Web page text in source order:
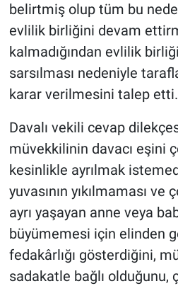
belirtmiş olup tüm bu
evlilik birliğini devam
kalmadığından evlilik
sarsılması nedeniyle
karar verilmesini talep etti.
Davalı vekili cevap
müvekkilinin davacı eşini
kesinlikle ayrılmak
yuvasının yıkılmaması
ayrı yaşayan anne veya
büyümemesi için elinden
fedakârlığı gösterdiğini,
sadakatle bağlı olduğunu,